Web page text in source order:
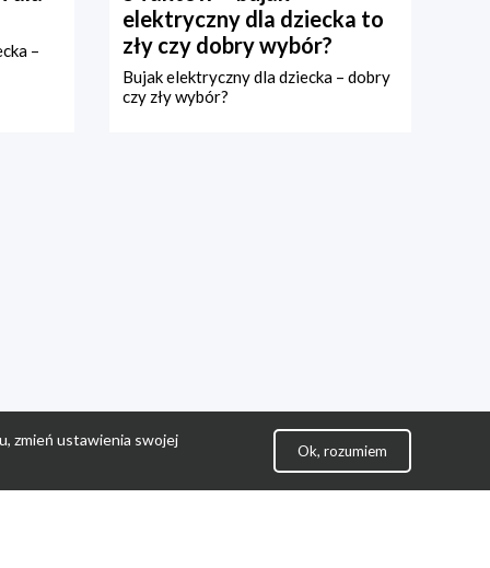
–
elektryczny dla dziecka to
zły czy dobry wybór?
Bujak elektryczny dla dziecka – dobry
czy zły wybór?
zmień ustawienia swojej
Ok, rozumiem